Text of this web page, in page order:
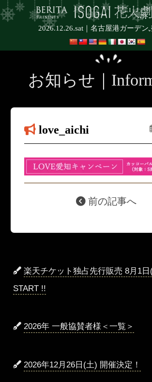
2026.12.26.sat｜名古屋港ガーデン
お知らせ｜
love_aichi
前の記事へ
楽天チケット独占先行販売 8月1日
START !!
2026年 一般協賛者様＜一覧＞
2026年12月26日(土) 開催決定！